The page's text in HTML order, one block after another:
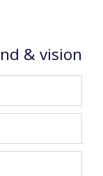
& vision